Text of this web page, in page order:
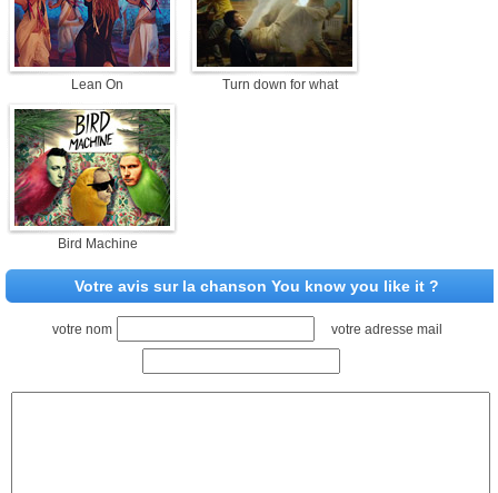
Lean On Turn down for what
Bird Machine
Votre avis sur la chanson You know you like it ?
votre nom votre adresse mail